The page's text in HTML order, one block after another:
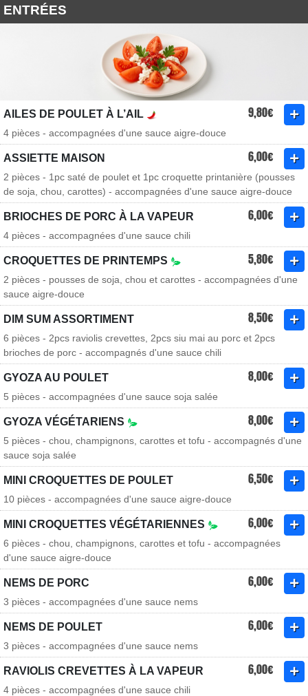
ENTRÉES
AILES DE POULET À L’AIL 9,80€
4 pièces - accompagnées d'une sauce aigre-douce
ASSIETTE MAISON 6,00€
2 pièces - 1pc saté de poulet et 1pc croquette printanière (pousses
de soja, chou, carottes) - accompagnées d'une sauce aigre-douce
BRIOCHES DE PORC À LA VAPEUR 6,00€
4 pièces - accompagnées d'une sauce chili
CROQUETTES DE PRINTEMPS 5,80€
2 pièces - pousses de soja, chou et carottes - accompagnées d'une
sauce aigre-douce
DIM SUM ASSORTIMENT 8,50€
6 pièces - 2pcs raviolis crevettes, 2pcs siu mai au porc et 2pcs
brioches de porc - accompagnés d'une sauce chili
GYOZA AU POULET 8,00€
5 pièces - accompagnées d'une sauce soja salée
GYOZA VÉGÉTARIENS 8,00€
5 pièces - chou, champignons, carottes et tofu - accompagnés d'une
sauce soja salée
MINI CROQUETTES DE POULET 6,50€
10 pièces - accompagnées d'une sauce aigre-douce
MINI CROQUETTES VÉGÉTARIENNES 6,00€
6 pièces - chou, champignons, carottes et tofu - accompagnées
d'une sauce aigre-douce
NEMS DE PORC 6,00€
3 pièces - accompagnées d'une sauce nems
NEMS DE POULET 6,00€
3 pièces - accompagnées d'une sauce nems
RAVIOLIS CREVETTES À LA VAPEUR 6,00€
4 pièces - accompagnées d'une sauce chili